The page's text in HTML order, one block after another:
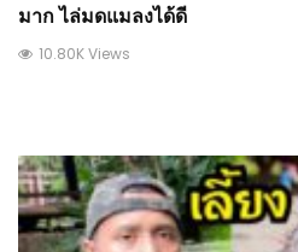
มาก ไล่มดแมลงได้ดี
10.80K Views